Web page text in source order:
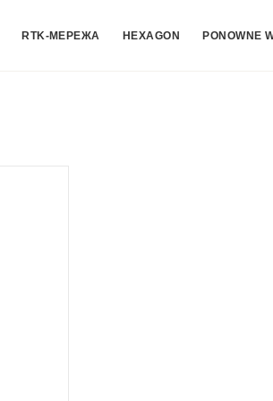
RTK-МЕРЕЖА HEXAGON PONOWNE